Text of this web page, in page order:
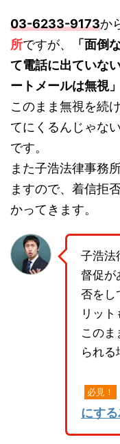
03-6233-9173か
所ですが、
「面倒
て電話に出ていな
ートメールは無視」
このまま無視を続
てにくるんじゃな
です。
また子浩法律事務
ますので、着信拒
かってきます。
子浩法
督促が
否をし
リット
このま
られる
必見！
にす